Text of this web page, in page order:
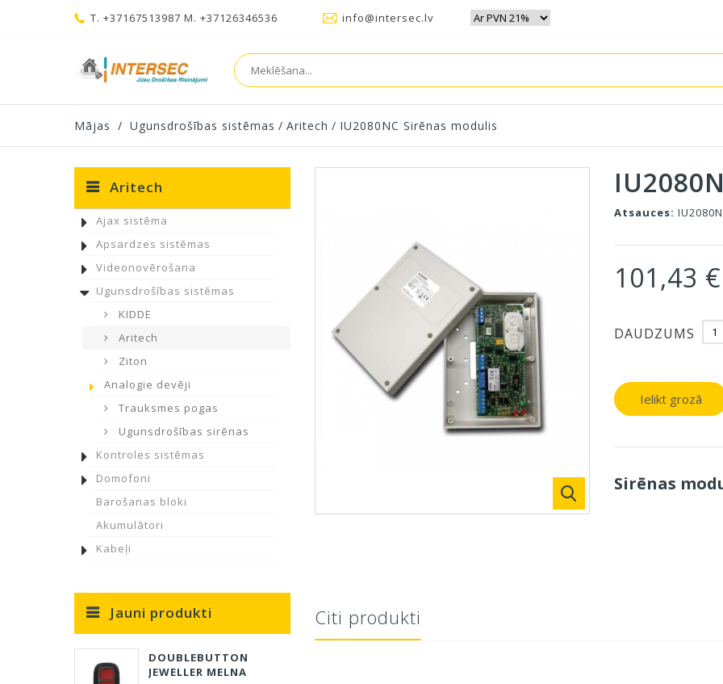
T. +37167513987 M. +37126346536 info@intersec.lv
Mājas / Ugunsdrošības sistēmas / Aritech / IU2080NC Sirēnas modulis
Aritech
Ajax sistēma
Apsardzes sistēmas
Videonovērošana
Ugunsdrošības sistēmas
KIDDE
Aritech
Ziton
Analogie devēji
Trauksmes pogas
Ugunsdrošības sirēnas
Kontroles sistēmas
Domofoni
Barošanas bloki
Akumulātori
Kabeļi
Jauni produkti
DOUBLEBUTTON
JEWELLER MELNA
Atsauces:
101,43 €
DAUDZUMS
Ielikt grozā
Sirēnas
Citi produkti